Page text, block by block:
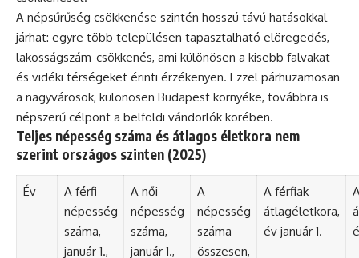
A népsűrűség csökkenése szintén hosszú távú hatásokkal
járhat: egyre több településen tapasztalható elöregedés,
lakosságszám-csökkenés, ami különösen a kisebb falvakat
és vidéki térségeket érinti érzékenyen. Ezzel párhuzamosan
a nagyvárosok, különösen Budapest környéke, továbbra is
népszerű célpont a belföldi vándorlók körében.
Teljes népesség száma és átlagos életkora nem
szerint országos szinten (2025)
Év
A férfi
népesség
száma,
január 1.,
A női
népesség
száma,
január 1.,
A
népesség
száma
összesen,
A férfiak
átlagéletkora,
év január 1.